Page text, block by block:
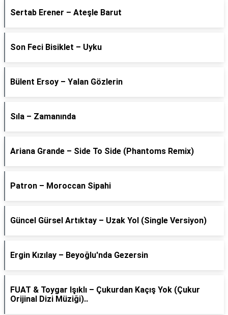
Sertab Erener – Ateşle Barut
Son Feci Bisiklet – Uyku
Bülent Ersoy – Yalan Gözlerin
Sıla – Zamanında
Ariana Grande – Side To Side (Phantoms Remix)
Patron – Moroccan Sipahi
Güncel Gürsel Artıktay – Uzak Yol (Single Versiyon)
Ergin Kızılay – Beyoğlu'nda Gezersin
FUAT & Toygar Işıklı – Çukurdan Kaçış Yok (Çukur
Orijinal Dizi Müziği)..